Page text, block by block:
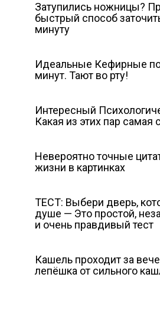
Затупились ножницы?
быстрый способ
минуту
Идеальные Кефирные
минут. Тают во рту!
Интересный
Какая из этих пар самая
Невероятно точные
жизни в картинках
ТЕСТ: Выбери дверь,
душе — Это простой,
и очень правдивый тест
Кашель проходит за
лепёшка от сильного